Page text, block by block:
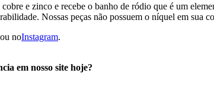
e zinco e recebe o banho de ródio que é um
Nossas peças não possuem o níquel em sua
ou noInstagram.
em nosso site hoje?